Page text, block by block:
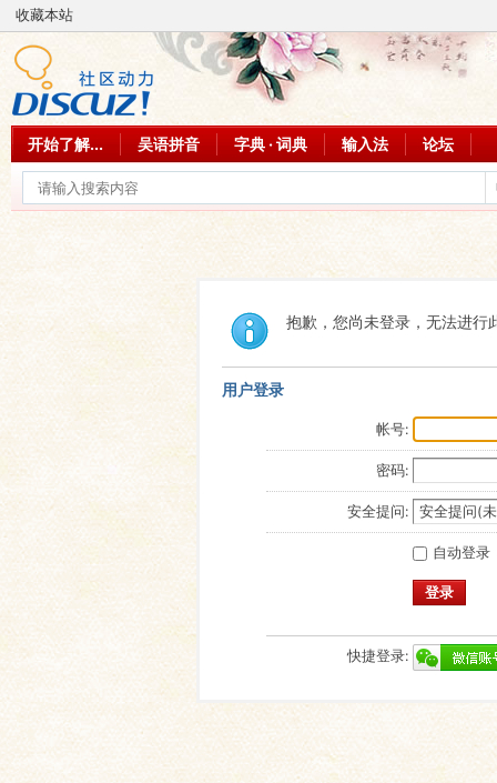
收藏本站
开始了解... 吴语拼音 字典 · 词典 输入法 论坛
抱歉，您尚未登录，无法进行
用户登录
帐号:
密码:
安全提问:
自动登录
登录
快捷登录: